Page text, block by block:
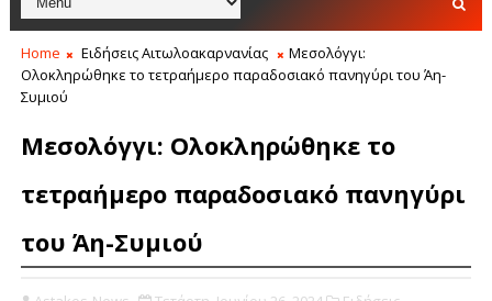
Home Ειδήσεις Αιτωλοακαρνανίας
Μεσολόγγι:
Ολοκληρώθηκε το τετραήμερο παραδοσιακό πανηγύρι του Άη-
Συμιού
Μεσολόγγι: Ολοκληρώθηκε το
τετραήμερο παραδοσιακό πανηγύρι
του Άη-Συμιού